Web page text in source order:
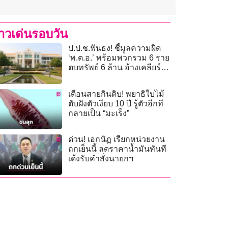
วเด่นรอบวัน
ป.ป.ช.ฟันธง! ชี้มูลความผิด
‘พ.ต.อ.’ พร้อมพวกรวม 6 ราย
ตบทรัพย์ 6 ล้าน อ้างเคลียร์
เตือนสายกินดิบ! พยาธิใบไม้
ตับฝังตัวเงียบ 10 ปี รู้ตัวอีกที
กลายเป็น “มะเร็ง”
ด่วน! เอกนัฏ เรียกหน่วยงาน
ถกเย็นนี้ ลดราคาน้ำมันทันที
เด้งรับคำสั่งนายกฯ